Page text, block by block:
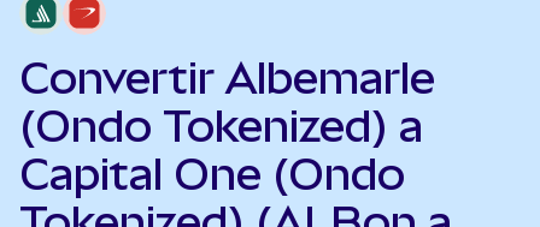
Convertir Albemarle
(Ondo Tokenized) a
Capital One (Ondo